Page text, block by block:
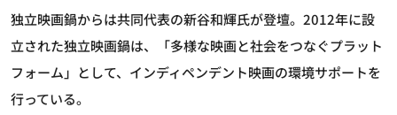
独立映画鍋からは共同代表の新谷和輝氏が登壇。2012年に設
立された独立映画鍋は、「多様な映画と社会をつなぐプラット
フォーム」として、インディペンデント映画の環境サポートを
行っている。